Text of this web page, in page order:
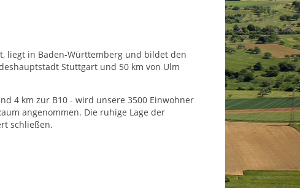
Datenschutz im
Gebärdensprache
liegt in Baden-Württemberg und bildet den
Stuttgart und 50 km von Ulm
4 km zur B10 - wird unsere 3500 Einwohner
angenommen. Die ruhige Lage der
schließen.